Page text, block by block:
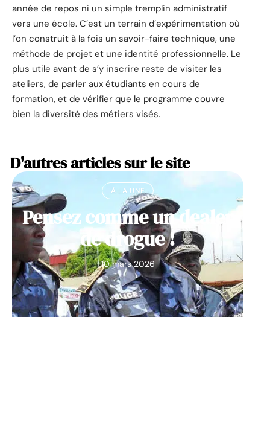
année de repos ni un simple tremplin administratif
vers une école. C’est un terrain d’expérimentation où
l’on construit à la fois un savoir-faire technique, une
méthode de projet et une identité professionnelle. Le
plus utile avant de s’y inscrire reste de visiter les
ateliers, de parler aux étudiants en cours de
formation, et de vérifier que le programme couvre
bien la diversité des métiers visés.
D'autres articles sur le site
À LA UNE
Pensez comme un dealer
de drogue !
10 mars 2026